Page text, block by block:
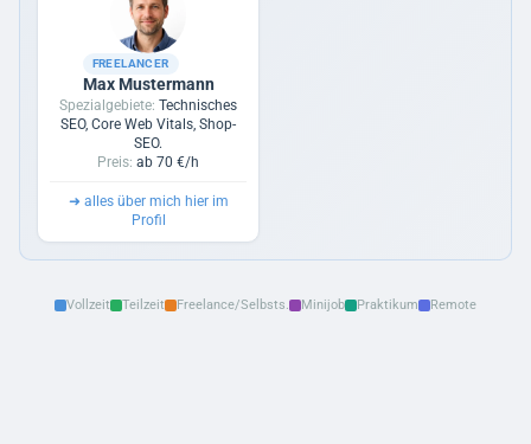
FREELANCER
Max Mustermann
Spezialgebiete: Technisches
SEO, Core Web Vitals, Shop-
SEO.
Preis: ab 70 €/h
➜ alles über mich hier im
Profil
Vollzeit Teilzeit Freelance/Selbsts. Minijob Praktikum Remote